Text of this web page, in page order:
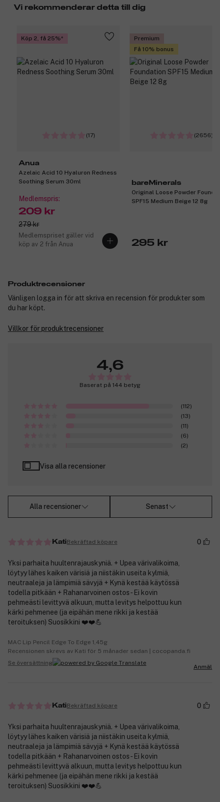
Vi rekommenderar detta till dig
Köp 2, få 25%
(17)
Anua
Azelaic Acid 10 Hyaluron Redness
Soothing Serum 30ml
Medlemspris:
209 kr
279 kr
Medlemspriset gäller vid
köp av 2 från Anua
Premium
Få 10% bonus
(2656)
bareMinerals
Original Loose Powder
SPF15 Medium Beige 12 8g
295 kr
Produktrecensioner
Vänligen logga in för att skriva en recension för produkter som
du har köpt.
Villkor för produktrecensioner
4,6
Baserat på 144 betyg
(112)
(13)
(11)
(6)
(2)
Visa alla recensioner
Alla recensioner Senast
KatiBekräftad köpare 0
Yksi parhaita huultenrajauskyniä. + Upea värivalikoima,
löytyy lähes kaiken värisiä ja niistäkin useita kylmiä,
neutraaleja ja lämpimiä sävyjä + Kynä kestää käytössä
todella pitkään + Rahanarvoinen ostos - Ei kovin
pehmeästi levittyvä alkuun, mutta levitys helpottuu kun
kärki pehmenee (ja eipähän mene rikki ja kestää
teroituksen) Suosikkini ❤️❤️💪
MAC Lip Pencil Edge To Edge 1,45g
Recensionen skrevs av Kati för 5 månader sedan | cocopanda.fi
Se översättning
Anmäl
KatiBekräftad köpare 0
Yksi parhaita huultenrajauskyniä. + Upea värivalikoima,
löytyy lähes kaiken värisiä ja niistäkin useita kylmiä,
neutraaleja ja lämpimiä sävyjä + Kynä kestää käytössä
todella pitkään + Rahanarvoinen ostos - Ei kovin
pehmeästi levittyvä alkuun, mutta levitys helpottuu kun
kärki pehmenee (ja eipähän mene rikki ja kestää
teroituksen) Suosikkini ❤️❤️💪